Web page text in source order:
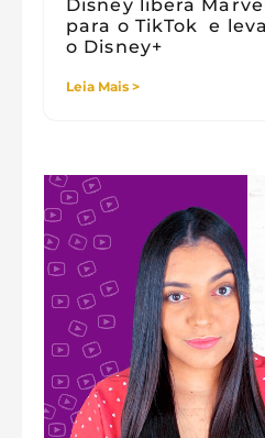
Disney libera
para o TikTok e
o Disney+
Leia Mais >